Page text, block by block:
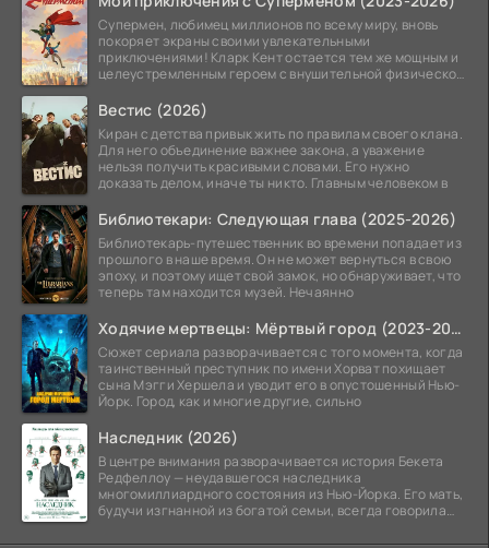
Супермен, любимец миллионов по всему миру, вновь
покоряет экраны своими увлекательными
приключениями! Кларк Кент остается тем же мощным и
целеустремленным героем с внушительной физической
Вестис (2026)
Киран с детства привык жить по правилам своего клана.
Для него объединение важнее закона, а уважение
нельзя получить красивыми словами. Его нужно
доказать делом, иначе ты никто. Главным человеком в
Библиотекари: Следующая глава (2025-2026)
Библиотекарь-путешественник во времени попадает из
прошлого в наше время. Он не может вернуться в свою
эпоху, и поэтому ищет свой замок, но обнаруживает, что
теперь там находится музей. Нечаянно
Ходячие мертвецы: Мёртвый город (2023-2026)
Сюжет сериала разворачивается с того момента, когда
таинственный преступник по имени Хорват похищает
сына Мэгги Хершела и уводит его в опустошенный Нью-
Йорк. Город, как и многие другие, сильно
Наследник (2026)
В центре внимания разворачивается история Бекета
Редфеллоу — неудавшегося наследника
многомиллиардного состояния из Нью-Йорка. Его мать,
будучи изгнанной из богатой семьи, всегда говорила